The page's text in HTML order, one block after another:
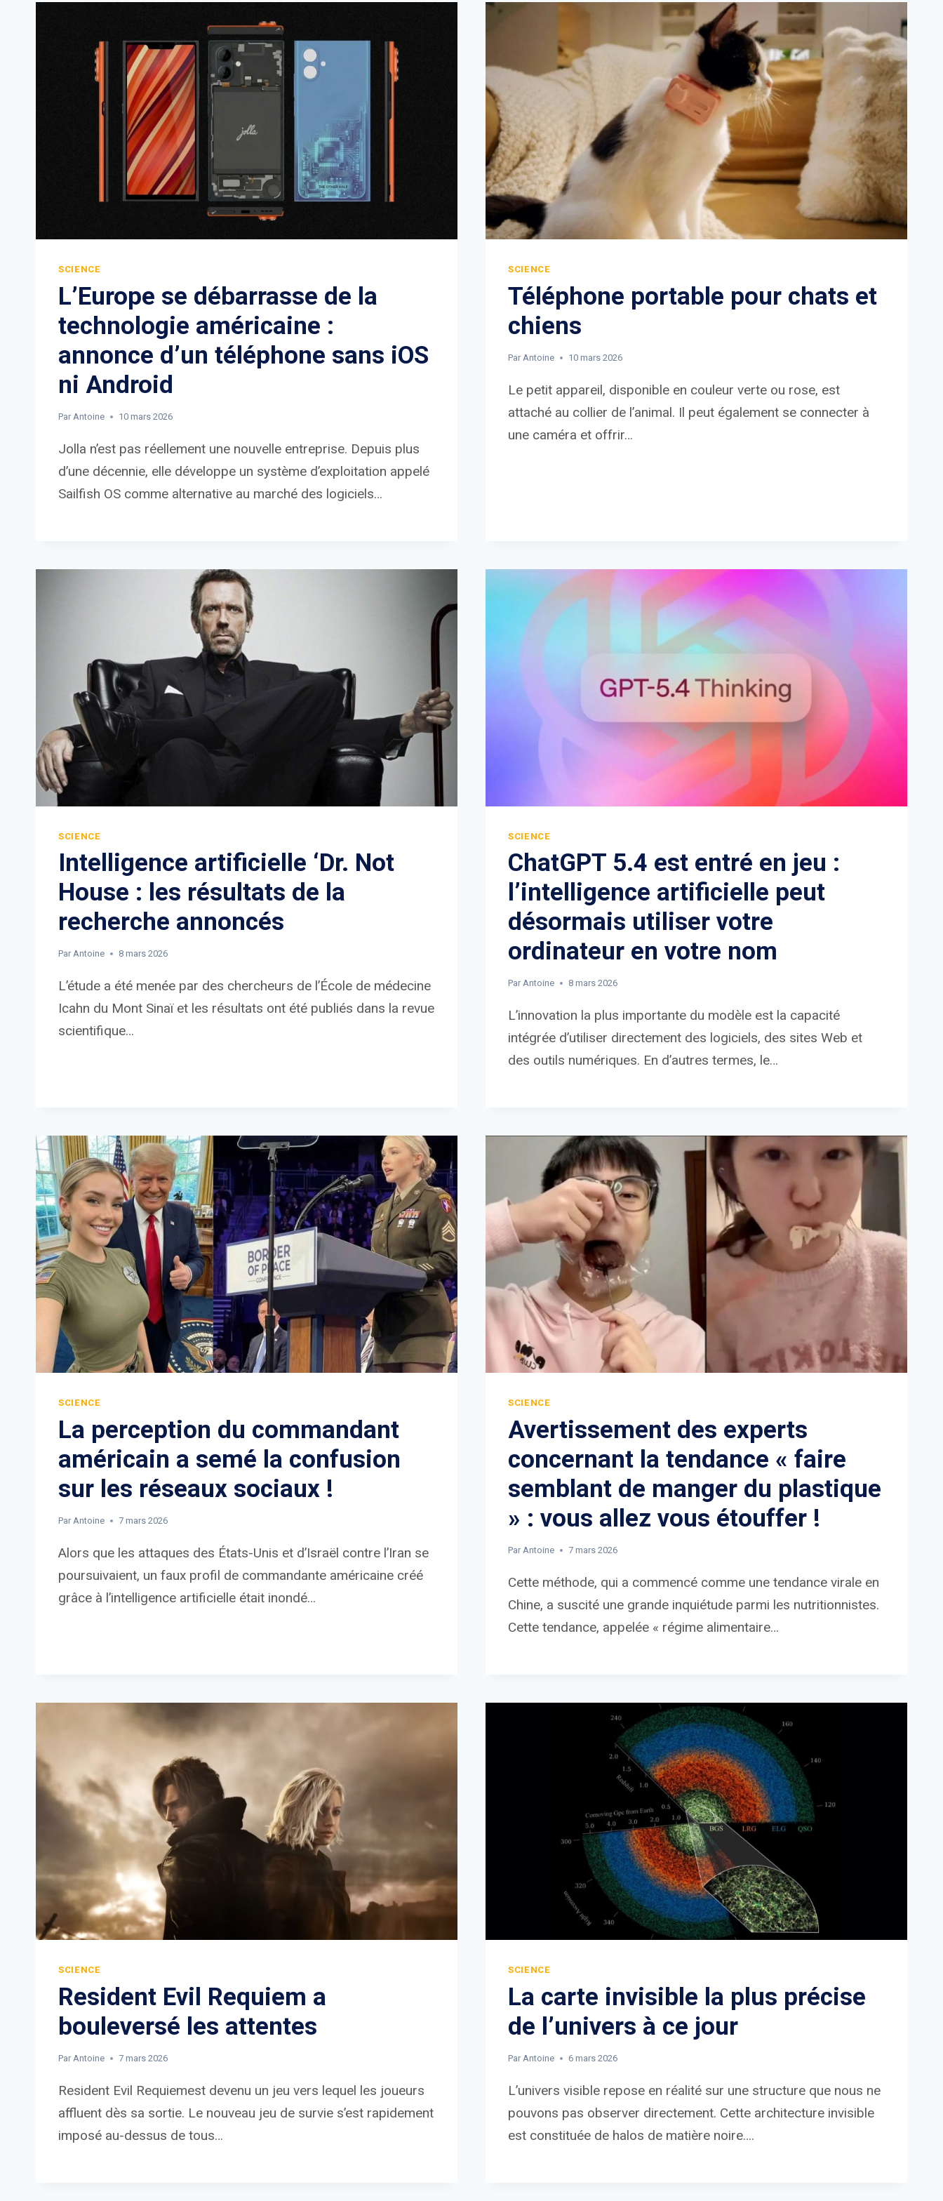
SCIENCE
L’Europe se débarrasse de la
technologie américaine :
annonce d’un téléphone sans iOS
ni Android
Par Antoine 10 mars 2026
Jolla n’est pas réellement une nouvelle entreprise. Depuis plus
d’une décennie, elle développe un système d’exploitation appelé
Sailfish OS comme alternative au marché des logiciels…
SCIENCE
Téléphone portable pour chats et
chiens
Par Antoine 10 mars 2026
Le petit appareil, disponible en couleur verte ou rose, est
attaché au collier de l’animal. Il peut également se connecter à
une caméra et offrir…
SCIENCE
Intelligence artificielle ‘Dr. Not
House : les résultats de la
recherche annoncés
Par Antoine 8 mars 2026
L’étude a été menée par des chercheurs de l’École de médecine
Icahn du Mont Sinaï et les résultats ont été publiés dans la revue
scientifique…
SCIENCE
ChatGPT 5.4 est entré en jeu :
l’intelligence artificielle peut
désormais utiliser votre
ordinateur en votre nom
Par Antoine 8 mars 2026
L’innovation la plus importante du modèle est la capacité
intégrée d’utiliser directement des logiciels, des sites Web et
des outils numériques. En d’autres termes, le…
SCIENCE
La perception du commandant
américain a semé la confusion
sur les réseaux sociaux !
Par Antoine 7 mars 2026
Alors que les attaques des États-Unis et d’Israël contre l’Iran se
poursuivaient, un faux profil de commandante américaine créé
grâce à l’intelligence artificielle était inondé…
SCIENCE
Avertissement des experts
concernant la tendance « faire
semblant de manger du plastique
» : vous allez vous étouffer !
Par Antoine 7 mars 2026
Cette méthode, qui a commencé comme une tendance virale en
Chine, a suscité une grande inquiétude parmi les nutritionnistes.
Cette tendance, appelée « régime alimentaire…
SCIENCE
Resident Evil Requiem a
bouleversé les attentes
Par Antoine 7 mars 2026
Resident Evil Requiemest devenu un jeu vers lequel les joueurs
affluent dès sa sortie. Le nouveau jeu de survie s’est rapidement
imposé au-dessus de tous…
SCIENCE
La carte invisible la plus précise
de l’univers à ce jour
Par Antoine 6 mars 2026
L’univers visible repose en réalité sur une structure que nous ne
pouvons pas observer directement. Cette architecture invisible
est constituée de halos de matière noire….